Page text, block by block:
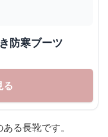
防寒ブーツ
る
る長靴です。